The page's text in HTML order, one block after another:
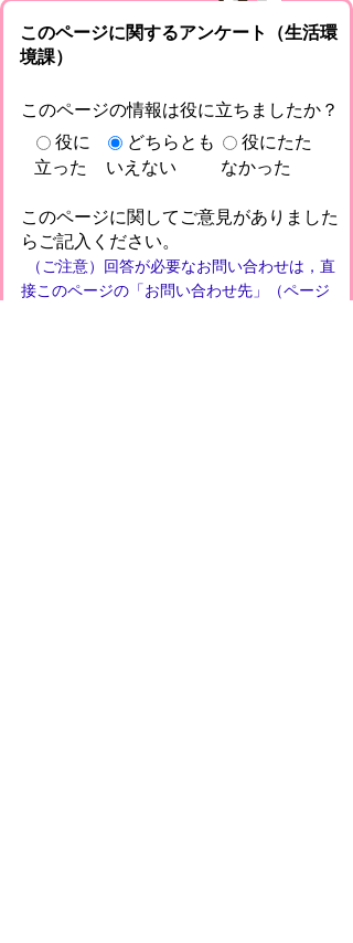
このページに関するアンケート（生活環
境課）
このページの情報は役に立ちましたか？
役に
立った
どちらとも
いえない
役にたた
なかった
このページに関してご意見がありました
らご記入ください。
（ご注意）回答が必要なお問い合わせは，直
接このページの「お問い合わせ先」（ページ